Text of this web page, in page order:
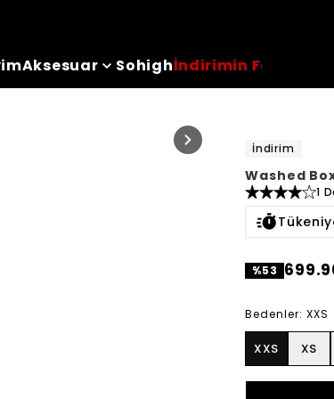
Aksesuar Sohighİndirimin Favorileri
İndirim
Washed
1
%53
Bedenler: XXS
XXS XS